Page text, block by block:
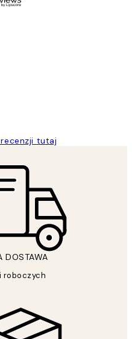
tutaj
DOSTAWA
roboczych